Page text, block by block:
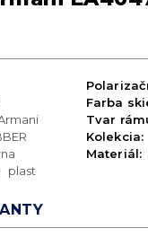
plast
Farba
Tvar
Kolekcia:
Materiál: